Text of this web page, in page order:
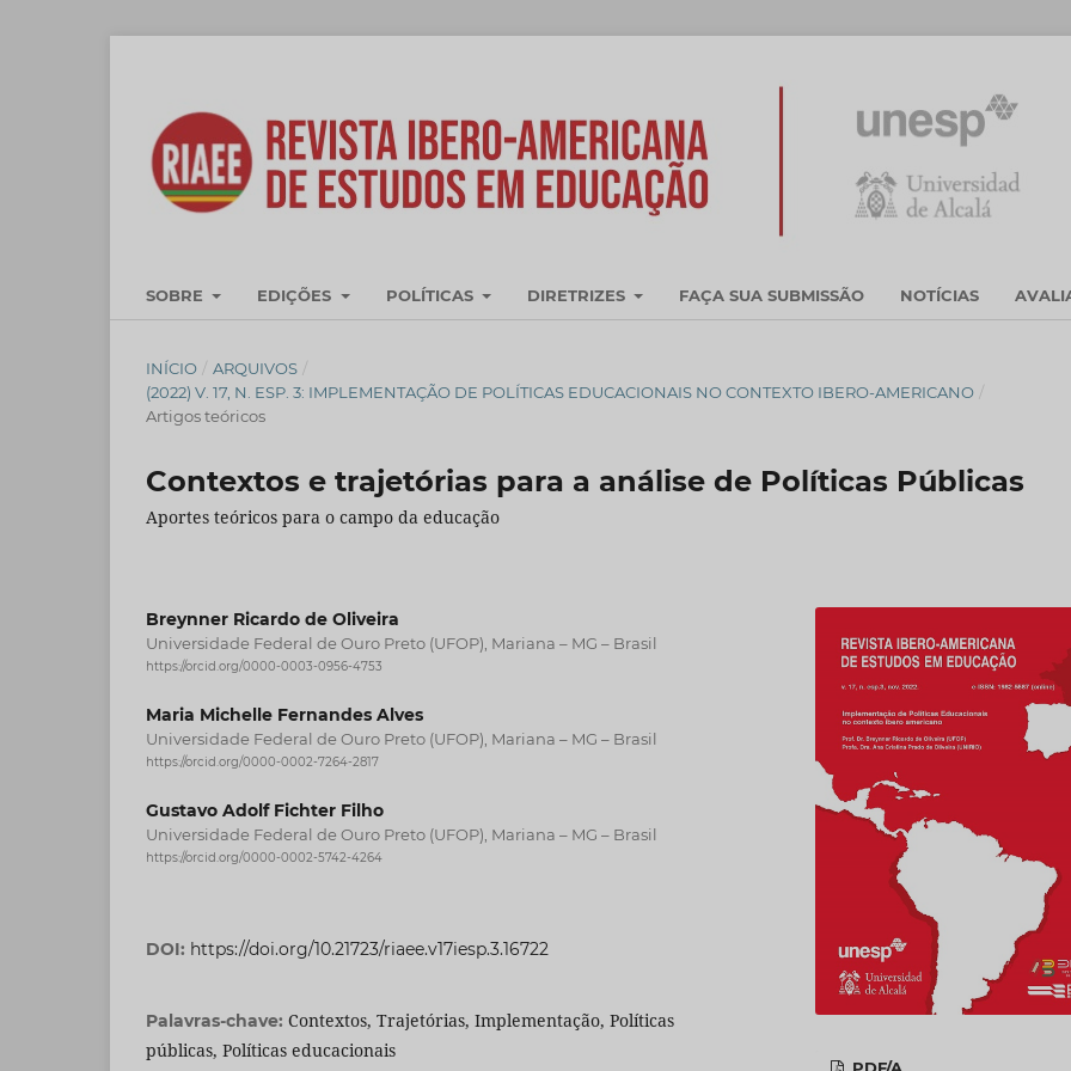
SOBRE EDIÇÕES POLÍTICAS DIRETRIZES FAÇA SUA SUBMISSÃO NOTÍCIAS
INÍCIO / ARQUIVOS /
(2022) V. 17, N. ESP. 3: IMPLEMENTAÇÃO DE POLÍTICAS EDUCACIONAIS NO CONTEXTO IBERO-AMERICANO /
Artigos teóricos
Contextos e trajetórias para a análise de Políticas Públicas
Aportes teóricos para o campo da educação
Breynner Ricardo de Oliveira
Universidade Federal de Ouro Preto (UFOP), Mariana – MG – Brasil
https://orcid.org/0000-0003-0956-4753
Maria Michelle Fernandes Alves
Universidade Federal de Ouro Preto (UFOP), Mariana – MG – Brasil
https://orcid.org/0000-0002-7264-2817
Gustavo Adolf Fichter Filho
Universidade Federal de Ouro Preto (UFOP), Mariana – MG – Brasil
https://orcid.org/0000-0002-5742-4264
DOI: https://doi.org/10.21723/riaee.v17iesp.3.16722
Palavras-chave: Contextos, Trajetórias, Implementação, Políticas
públicas, Políticas educacionais
PDF/A